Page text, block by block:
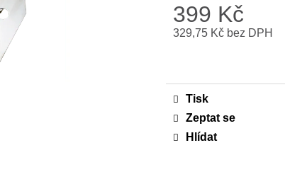
399 Kč
329,75 Kč bez DPH
Tisk
Zeptat se
Hlídat
MAMMOTION LUBA MINI A YUKA MINI
DOMEČEK / GARÁŽ 2026
3 990 Kč
1500 +